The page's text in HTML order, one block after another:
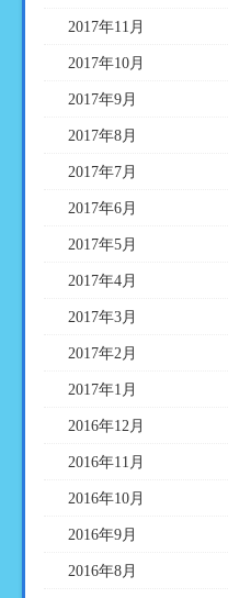
2017年11月
2017年10月
2017年9月
2017年8月
2017年7月
2017年6月
2017年5月
2017年4月
2017年3月
2017年2月
2017年1月
2016年12月
2016年11月
2016年10月
2016年9月
2016年8月